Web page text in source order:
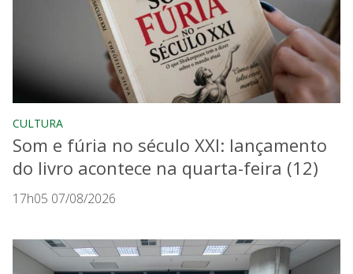
CULTURA
Som e fúria no século XXI: lançamento
do livro acontece na quarta-feira (12)
17h05 07/08/2026